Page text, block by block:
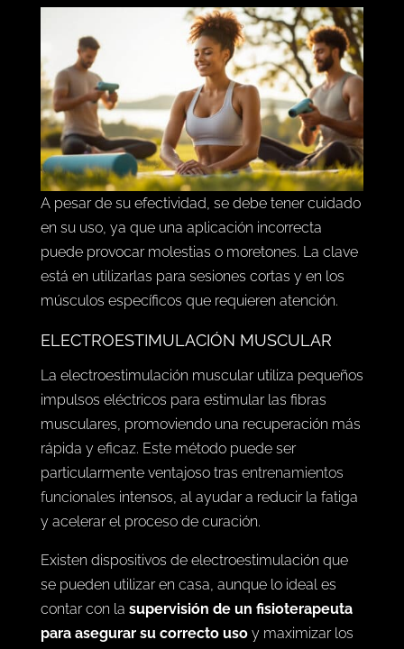
A pesar de su efectividad, se debe tener cuidado
en su uso, ya que una aplicación incorrecta
puede provocar molestias o moretones. La clave
está en utilizarlas para sesiones cortas y en los
músculos específicos que requieren atención.
ELECTROESTIMULACIÓN MUSCULAR
La electroestimulación muscular utiliza pequeños
impulsos eléctricos para estimular las fibras
musculares, promoviendo una recuperación más
rápida y eficaz. Este método puede ser
particularmente ventajoso tras entrenamientos
funcionales intensos, al ayudar a reducir la fatiga
y acelerar el proceso de curación.
Existen dispositivos de electroestimulación que
se pueden utilizar en casa, aunque lo ideal es
contar con la supervisión de un fisioterapeuta
para asegurar su correcto usoy maximizar los